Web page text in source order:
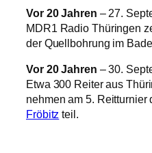
Vor 20 Jahren – 27.
MDR1 Radio Thüringen
der Quellbohrung im
Vor 20 Jahren – 30.
Etwa 300 Reiter aus
nehmen am 5. Reitturnier
Fröbitz teil.